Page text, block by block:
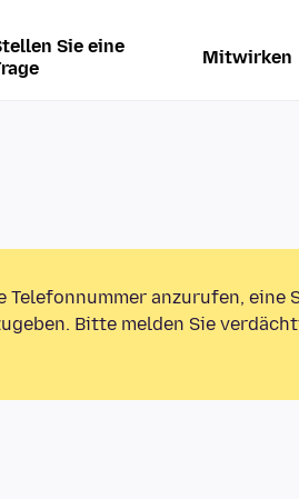
Sie eine
Mitwirken
anzurufen, eine
Bitte melden Sie